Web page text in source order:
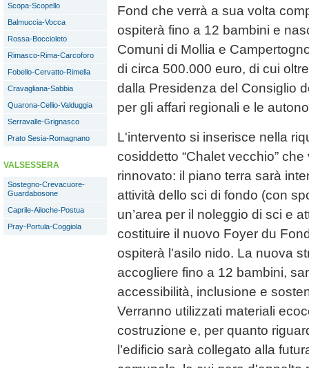
Scopa-Scopello
Balmuccia-Vocca
Rossa-Boccioleto
Rimasco-Rima-Carcoforo
Fobello-Cervatto-Rimella
Cravagliana-Sabbia
Quarona-Cellio-Valduggia
Serravalle-Grignasco
Prato Sesia-Romagnano
VALSESSERA
Sostegno-Crevacuore-
Guardabosone
Caprile-Ailoche-Postua
Pray-Portula-Coggiola
Fond che verrà a sua volta
ospiterà fino a 12 bambini e
Comuni di Mollia e
di circa 500.000 euro, di cui
dalla Presidenza del Consiglio
per gli affari regionali e le
L'intervento si inserisce nella
cosiddetto “Chalet vecchio”
rinnovato: il piano terra sarà
attività dello sci di fondo (con
un’area per il noleggio di sci e
costituire il nuovo Foyer du
ospiterà l'asilo nido. La nuova
accogliere fino a 12 bambini,
accessibilità, inclusione e
Verranno utilizzati materiali
costruzione e, per quanto
l’edificio sarà collegato alla